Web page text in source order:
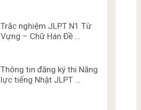
Trắc nghiệm JLPT N1 Từ
Vựng – Chữ Hán Đề …
Thông tin đăng ký thi Năng
lực tiếng Nhật JLPT …